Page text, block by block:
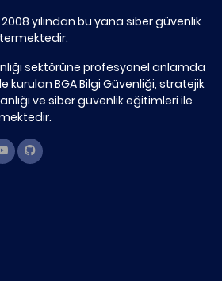
2008 yılından bu yana siber güvenlik
sektörüne profesyonel anlamda
kurulan BGA Bilgi Güvenliği, stratejik
ve siber güvenlik eğitimleri ile